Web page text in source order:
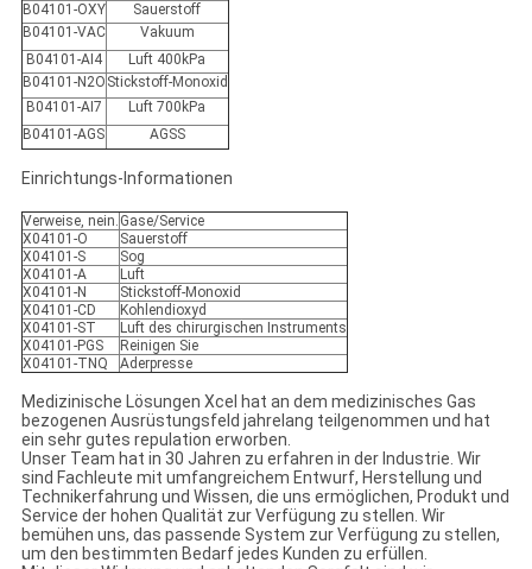
B04101-OXY
Sauerstoff
B04101-VAC
Vakuum
B04101-AI4
Luft 400kPa
B04101-N2O Stickstoff-Monoxid
B04101-AI7
Luft 700kPa
B04101-AGS
AGSS
Einrichtungs-Informationen
Verweise, nein. Gase/Service
X04101-O
Sauerstoff
X04101-S
Sog
X04101-A
Luft
X04101-N
Stickstoff-Monoxid
X04101-CD
Kohlendioxyd
X04101-ST
Luft des chirurgischen Instruments
X04101-PGS
Reinigen Sie
X04101-TNQ
Aderpresse
Medizinische Lösungen Xcel hat an dem medizinisches Gas
bezogenen Ausrüstungsfeld jahrelang teilgenommen und hat
ein sehr gutes repulation erworben.
Unser Team hat in 30 Jahren zu erfahren in der Industrie. Wir
sind Fachleute mit umfangreichem Entwurf, Herstellung und
Technikerfahrung und Wissen, die uns ermöglichen, Produkt und
Service der hohen Qualität zur Verfügung zu stellen. Wir
bemühen uns, das passende System zur Verfügung zu stellen,
um den bestimmten Bedarf jedes Kunden zu erfüllen.